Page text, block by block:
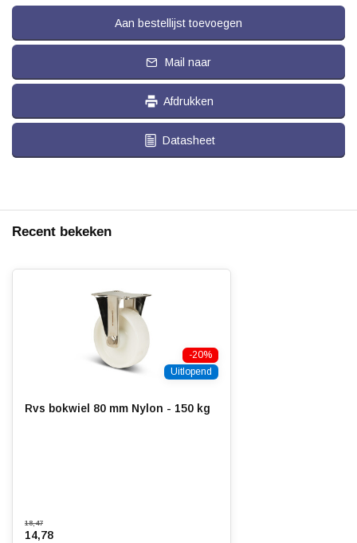
Aan bestellijst toevoegen
Mail naar
Afdrukken
Datasheet
Recent bekeken
-20%
Uitlopend
Rvs bokwiel 80 mm Nylon - 150 kg
18,47
14,78